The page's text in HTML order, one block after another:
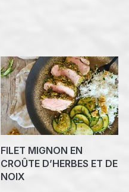
FILET MIGNON EN
CROÛTE D’HERBES ET DE
NOIX